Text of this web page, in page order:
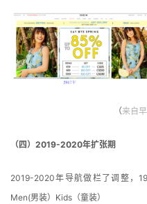
（来自
（四）2019-2020年扩张期
2019-2020年导航做栏了调整，
Men(男装）Kids（童装）